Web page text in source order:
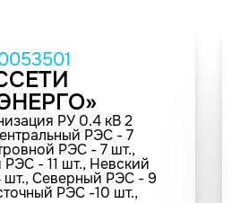
РУ 0.4 кВ 2
РЭС - 7
РЭС - 7 шт.,
- 11 шт., Невский
Северный РЭС - 9
РЭС -10 шт.,